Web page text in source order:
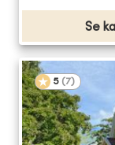
Se
5 (7)